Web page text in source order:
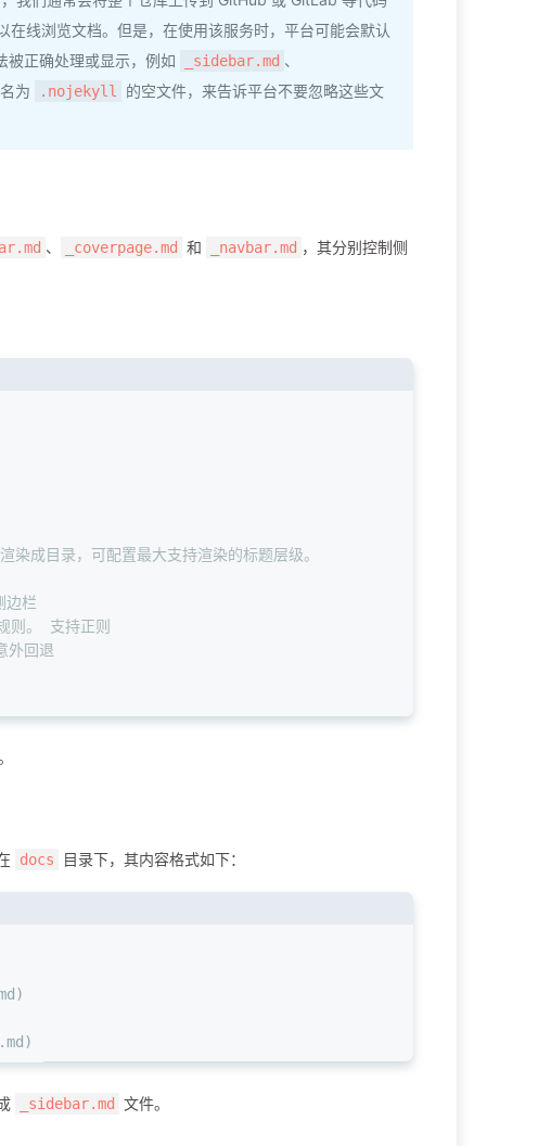
线浏览文档。但是，在使用该服务时，平台可能会默认
被正确处理或显示，例如 _sidebar.md 、
为 .nojekyll
的空文件，来告诉平台不要忽略这些文
、 _coverpage.md 和 _navbar.md ，其分别控制侧
成目录，可配置最大支持渲染的标题层级。
边栏
则。 支持正则
外回退
docs 目录下，其内容格式如下：
)
)
_sidebar.md 文件。